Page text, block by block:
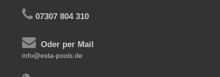
07307 804 310
Oder per Mail
info@esta-pools.de